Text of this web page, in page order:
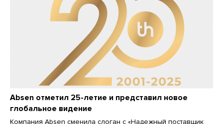
Absen отметил 25-летие и представил новое
глобальное видение
Компания Absen сменила слоган с «Надежный поставщик